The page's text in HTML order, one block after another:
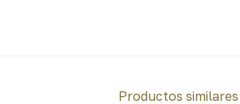
Productos similares